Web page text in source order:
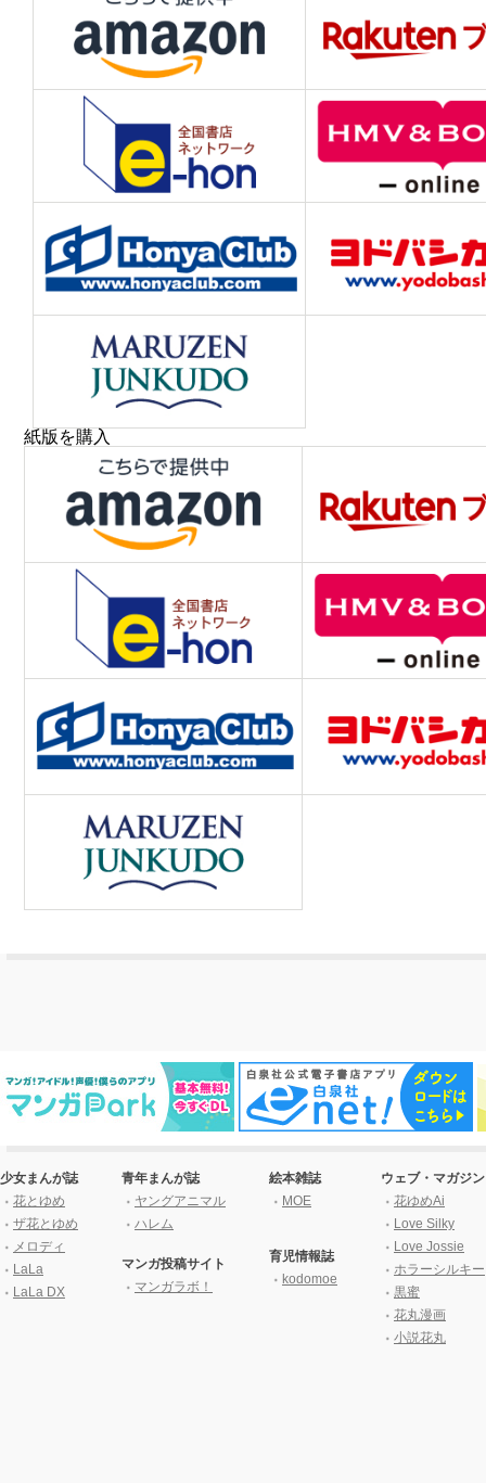
紙版を購入
少女まんが誌
花とゆめ
ザ花とゆめ
メロディ
LaLa
LaLa DX
青年まんが誌
ヤングアニマル
ハレム
マンガ投稿サイト
マンガラボ！
絵本雑誌
MOE
育児情報誌
kodomoe
ウェブ・マガジン
花ゆめAi
Love Silky
Love Jossie
ホラーシルキー
黒蜜
花丸漫画
小説花丸